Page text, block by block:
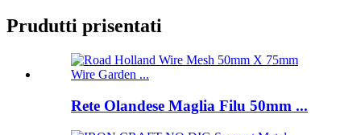
Prudutti prisentati
Rete Olandese Maglia Filu 50mm ...